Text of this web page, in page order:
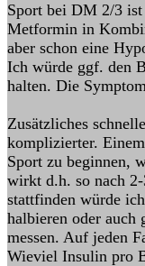
Sport bei DM 2/3
Metformin in
aber schon eine
Ich würde ggf. den
halten. Die
Zusätzliches
komplizierter.
Sport zu beginnen,
wirkt d.h. so nach
stattfinden würde
halbieren oder auch
messen. Auf jeden
Wieviel Insulin pro